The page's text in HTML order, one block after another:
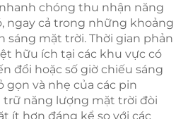
chóng thu nhận năng
ngay cả trong những khoảng
sáng mặt trời. Thời gian phản
hữu ích tại các khu vực có
đổi hoặc số giờ chiếu sáng
gọn và nhẹ của các pin
năng lượng mặt trời đòi
ít hơn đáng kể so với các